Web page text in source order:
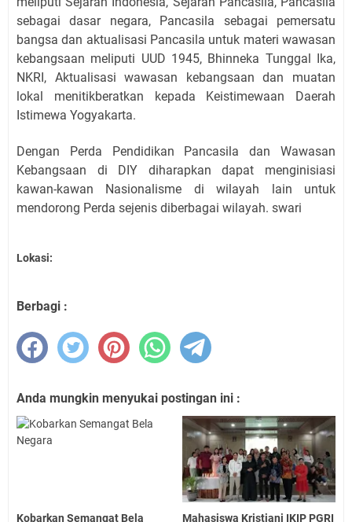
sebagai dasar negara, Pancasila sebagai pemersatu
bangsa dan aktualisasi Pancasila untuk materi wawasan
kebangsaan meliputi UUD 1945, Bhinneka Tunggal Ika,
NKRI, Aktualisasi wawasan kebangsaan dan muatan
lokal menitikberatkan kepada Keistimewaan Daerah
Istimewa Yogyakarta.
Dengan Perda Pendidikan Pancasila dan Wawasan
Kebangsaan di DIY diharapkan dapat menginisiasi
kawan-kawan Nasionalisme di wilayah lain untuk
mendorong Perda sejenis diberbagai wilayah. swari
Lokasi:
Berbagi :
Anda mungkin menyukai postingan ini :
Kobarkan Semangat Bela Mahasiswa Kristiani IKIP PGRI